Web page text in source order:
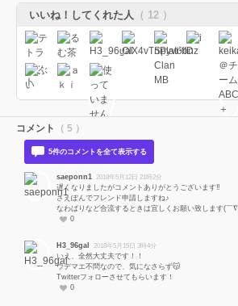
いいね！してくれた人 （ 12 ）
コメント （ 5 ）
5件のコメントを全て表示する
saeponn1 2018年5月12日 21時2分
遅くなりましたがコメントありがとうございます‼
さえぽんでフレンド申請しますね♪
なわばりなど合流するときは宜しくお願い致します(￣∇
0
H3_96gal 2018年5月15日 3時4分
いえ、全然大丈夫です！！
ウデマエ不問なので、気になさらず😽
Twitterフォローさせてもらいます！
0